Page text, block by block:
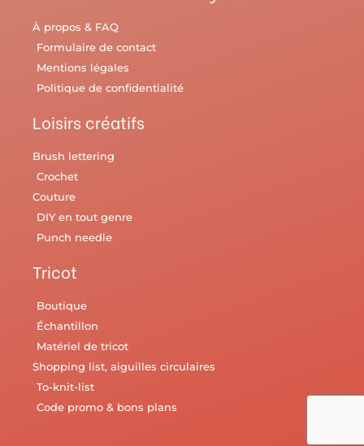
À propos & FAQ
Formulaire de contact
Mentions légales
Politique de confidentialité
Loisirs créatifs
Brush lettering
Crochet
Couture
DIY en tout genre
Punch needle
Tricot
Boutique
Échantillon
Matériel de tricot
Shopping list, aiguilles circulaires
To-knit-list
Code promo & bons plans